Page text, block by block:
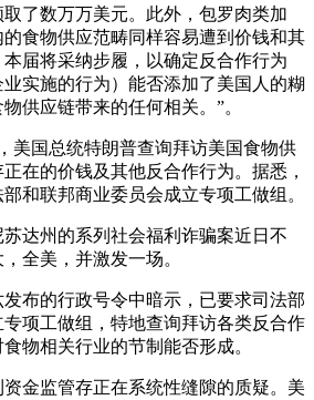
了数万万美元。此外，包罗肉类加
食物供应范畴同样容易遭到价钱和其
届将采纳步履，以确定反合作行为
业实施的行为）能否添加了美国人的糊
供应链带来的任何相关。”。
国总统特朗普查询拜访美国食物供
在的价钱及其他反合作行为。据悉，
和联邦商业委员会成立专项工做组。
州的系列社会福利诈骗案近日不
全美，并激发一场。
的行政号令中暗示，已要求司法部
项工做组，特地查询拜访各类反合作
物相关行业的节制能否形成。
监管存正在系统性缝隙的质疑。美